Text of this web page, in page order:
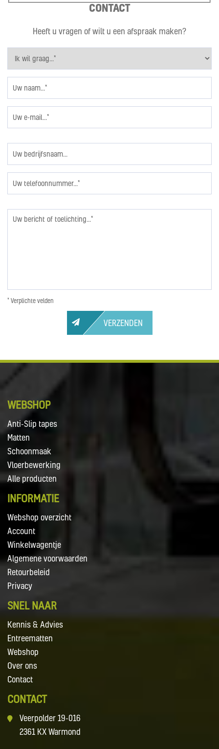
CONTACT
Heeft u vragen of wilt u een afspraak maken?
* Verplichte velden
VERZENDEN
WEBSHOP
Anti-Slip tapes
Matten
Schoonmaak
Vloerbewerking
Alle producten
INFORMATIE
Webshop overzicht
Account
Winkelwagentje
Algemene voorwaarden
Retourbeleid
Privacy
SNEL NAAR
Kennis & Advies
Entreematten
Webshop
Over ons
Contact
CONTACT
Veerpolder 19-016
2361 KX Warmond